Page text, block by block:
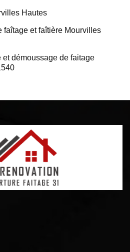
Hautes
faîtage et faîtière Mourvilles
et démoussage de faitage